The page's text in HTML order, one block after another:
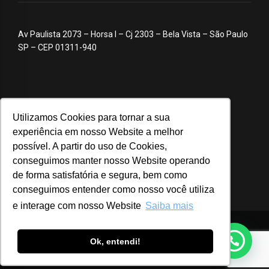
Utilizamos Cookies para tornar a sua
experiência em nosso Website a melhor
possível. A partir do uso de Cookies,
conseguimos manter nosso Website operando
de forma satisfatória e segura, bem como
conseguimos entender como nosso você utiliza
e interage com nosso Website Saiba mais
Ok, entendi!
Av Paulista 2073 – Horsa I – Cj 2303 – Bela Vista – São Paulo
SP – CEP 01311-940
© 2020 ABA – Associação Brasileira de Anunciantes
Login Notícias Advocacy Webinar